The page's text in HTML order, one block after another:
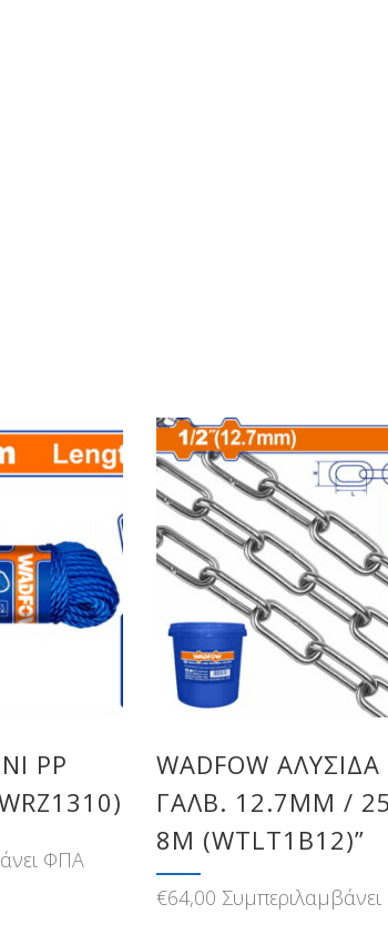
ΡΡ
ΦΠΑ
WADFOW ΑΛΥΣΙΔΑ
ΓΑΛΒ. 12.7MM /
8M (WTLT1B12)”
€64,00